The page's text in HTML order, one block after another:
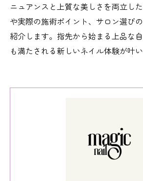
ニュアンスと上質な美しさを両立し
や実際の施術ポイント、サロン選び
紹介します。指先から始まる上品な
も満たされる新しいネイル体験が叶い